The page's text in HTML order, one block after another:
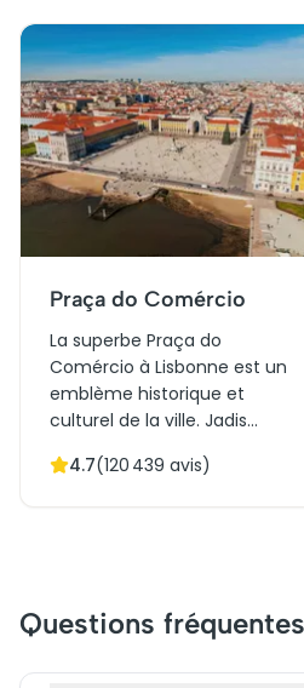
Praça do Comércio
La superbe Praça do
Comércio à Lisbonne est un
emblème historique et
culturel de la ville. Jadis
maritime, cette vaste place
tremblement de terre de
1755. Aujourd'hui, elle est
4.7(120 439 avis)
Questions fréquentes